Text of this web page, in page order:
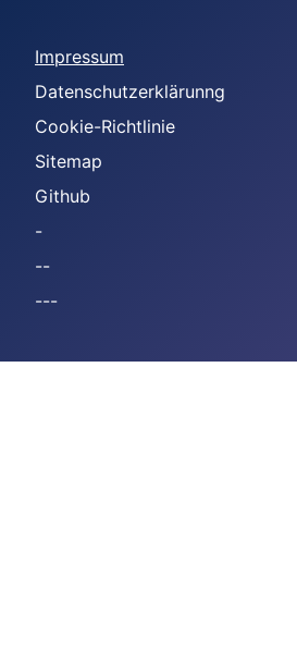
Impressum
Datenschutzerklärunng
Cookie-Richtlinie
Sitemap
Github
-
--
---